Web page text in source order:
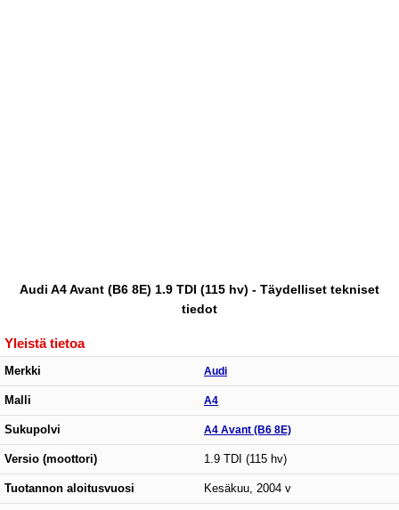
Audi A4 Avant (B6 8E) 1.9 TDI (115 hv) - Täydelliset tekniset
tiedot
Yleistä tietoa
Merkki Audi
Malli A4
Sukupolvi A4 Avant (B6 8E)
Versio (moottori) 1.9 TDI (115 hv)
Tuotannon aloitusvuosi Kesäkuu, 2004 v